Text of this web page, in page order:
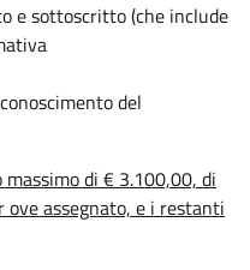
e sottoscritto (che include
del
di € 3.100,00, di
assegnato, e i restanti